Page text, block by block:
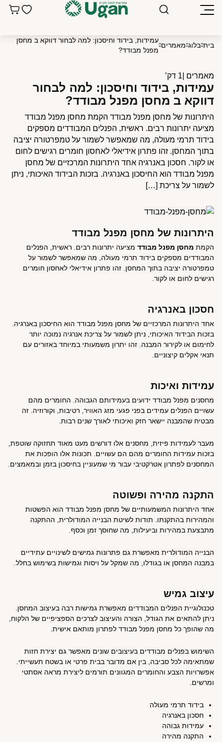
בית בלוג מאמרים
עמידות, בידוד וחיסכון: למה לבחור דווקא ב מחסן
מפנל מבודד?
מאמרים | 1 דק’
עמידות, בידוד וחיסכון: למה לבחור
דווקא ב מחסן מפנל מבודד?
היתרונות של מחסן מפנל מבודד הקמת מחסן מפנל מבודד
מציעה יתרונות רבים. ראשית, הפנלים המבודדים מספקים
בידוד תרמי מעולה, מה שמאפשר לשמור על טמפרטורה יציבה
בתוך המחסן. זהו פתרון אידיאלי לאחסון חומרים רגישים לחום
או לקור. חסכון באנרגיה אחד היתרונות המרכזיים של מחסן
מפנל מבודד הוא החיסכון באנרגיה. בזכות הבידוד האיכותי, ניתן
לשמור על צריכת […]
היתרונות של מחסן מפנל מבודד
הקמת מחסן מפנל מבודדמציעה יתרונות רבים. ראשית, הפנלים
המבודדים מספקים בידוד תרמי מעולה, מה שמאפשר לשמור על
טמפרטורה יציבה בתוך המחסן. זהו פתרון אידיאלי לאחסון חומרים
רגישים לחום או לקור.
חסכון באנרגיה
אחד היתרונות המרכזיים של מחסן מפנל מבודד הוא החיסכון באנרגיה.
בזכות הבידוד האיכותי, ניתן לשמור על צריכת אנרגיה נמוכה יותר
לחימום או לקירור המבנה. זהו יתרון משמעותי במיוחד באזורים עם
תנאי אקלים קיצוניים.
עמידות ואיכות
מחסנים מפנל מבודד ידועים בעמידותם הגבוהה. החומרים מהם
עשויים הפנלים עמידים בפני פגעי מזג האוויר, רטיבות, וקורוזיה. זה
מבטיח שהמבנה יישאר חזק ואיכותי לאורך שנים רבות.
מעבר לעמידות פיזית, מחסנים אלו דורשים מעט מאוד תחזוקה שוטפת,
בזכות עמידות החומרים מהם הם עשויים. תכונות אלו הופכות את
המחסנים לפתרון אטרקטיבי עבור מי שמעוניין בחיסכון בזמן ובמאמצים.
התקנה מהירה ופשוטה
אחד היתרונות המשמעותיים של מחסן מפנל מבודד הוא הפשטות
והמהירות בהתקנתו. תודות לשיטת הבנייה המודולרית, ההתקנה
מתבצעת במהירות וביעילות, מה שחוסך זמן וכסף.
הבנייה המודולרית מאפשרת גם פתרונות גמישים לשינויים עתידיים
במבנה המחסן או בגודלו, מה שמקל על ויסות וגמישות בשימוש בחלל.
עיצוב גמיש
טכנולוגיית הפנלים המבודדים מאפשרת גמישות רבה בעיצוב המחסן.
ניתן להתאים את הגודל, הצורה והעיצוב לצרכים הספציפיים של הלקוח,
מה שהופך כל מחסן מפנל מבודד לפתרון מותאם אישית.
השימוש בפנלים מבודדים בעיצובים שונים מאפשר גם יצירת חזות
שמתאימה לכל סביבה, בין אם מדובר בבית פרטי או בשטח תעשייתי.
אפשרויות הצבע והחומרים המגוונים תורמים ליצירת מראה אסתטי
ומרשים.
בידוד תרמי מעולה
חסכון באנרגיה
עמידות גבוהה
התקנה מהירה